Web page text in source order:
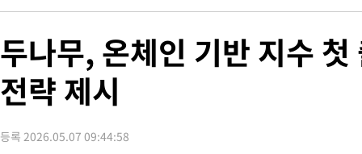
4시간 전 >이군이 불법 군시설 건설한 레바논 남부에서 레바논군 3명 폭발로
-30681초 전 >이강인 ATM 입단식에 '상암벌 들썩'…"세계적인 선수 되길"
-29677초 전 >태풍 돌핀, 중 저장성 타이저우시 해안에 상륙 (1보)
-27023초 전 >AT마드리드 데뷔 앞둔 이강인, 맨시티전 선발 대신 '벤치 시작'
44.40%
-24987초 전 >與 강원·TK 당원투표 합산 김민석 46.01%로 승리…정청래
두나무, 온체인 기반 지수
전략 제시
등록 2026.05.07 09:44:58